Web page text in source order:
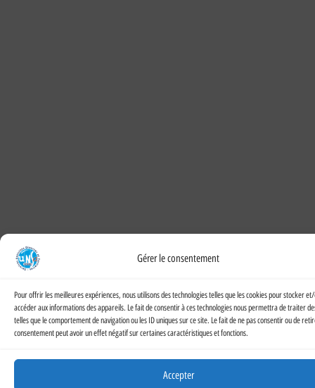
Gérer le consentement
Pour offrir les meilleures expériences, nous utilisons des technologies telles que les cookies pour stocker
accéder aux informations des appareils. Le fait de consentir à ces technologies nous permettra de traiter
telles que le comportement de navigation ou les ID uniques sur ce site. Le fait de ne pas consentir ou de
consentement peut avoir un effet négatif sur certaines caractéristiques et fonctions.
Accepter